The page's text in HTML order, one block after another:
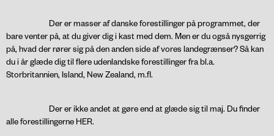
Der er masser af danske forestillinger på programmet, der
bare venter på, at du giver dig i kast med dem. Men er du også nysgerrig
på, hvad der rører sig på den anden side af vores landegrænser? Så kan
du i år glæde dig til flere udenlandske forestillinger fra bl.a.
Storbritannien, Island, New Zealand, m.fl.
Der er ikke andet at gøre end at glæde sig til maj. Du finder
alle forestillingerne HER.